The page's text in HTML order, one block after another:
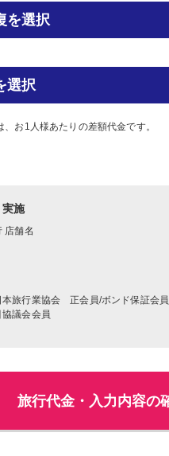
を選択
選択
お1人様あたりの差額代金です。
施
店舗名
本旅行業協会 正会員/ボンド保証会員
議会会員